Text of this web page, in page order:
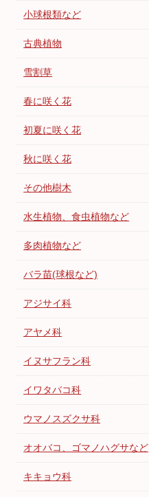
小球根類など
古典植物
雪割草
春に咲く花
初夏に咲く花
秋に咲く花
その他樹木
水生植物、食虫植物など
多肉植物など
バラ苗(球根など)
アジサイ科
アヤメ科
イヌサフラン科
イワタバコ科
ウマノスズクサ科
オオバコ、ゴマノハグサなど
キキョウ科